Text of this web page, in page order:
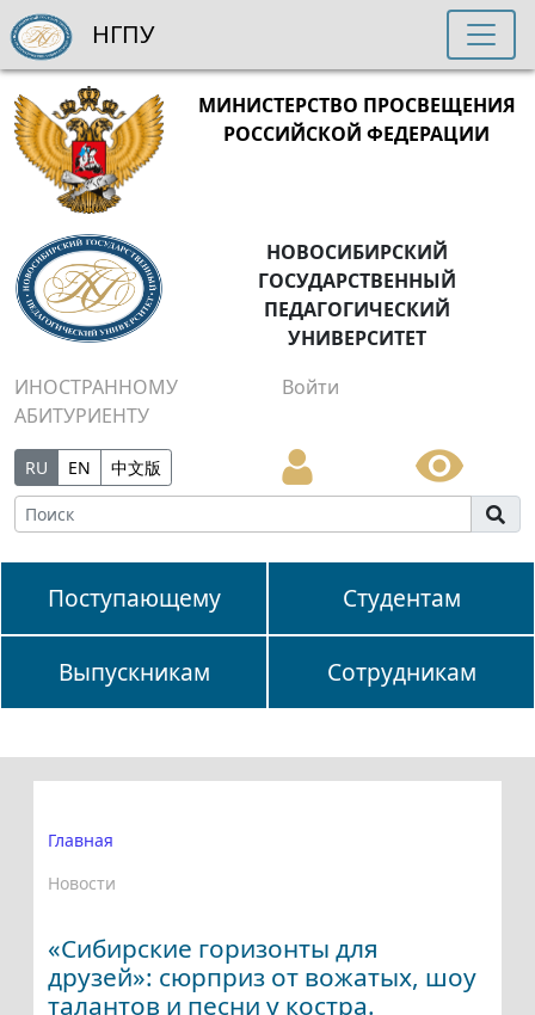
МИНИСТЕРСТВО ПРОСВЕЩЕНИЯ
РОССИЙСКОЙ ФЕДЕРАЦИИ
НОВОСИБИРСКИЙ
ГОСУДАРСТВЕННЫЙ
ПЕДАГОГИЧЕСКИЙ
УНИВЕРСИТЕТ
ИНОСТРАННОМУ
АБИТУРИЕНТУ
Войти
RU EN 中文版
Поступающему Студентам
Выпускникам Сотрудникам
НГПУ
Главная
Новости
«Сибирские горизонты для
друзей»: сюрприз от вожатых, шоу
талантов и песни у костра.